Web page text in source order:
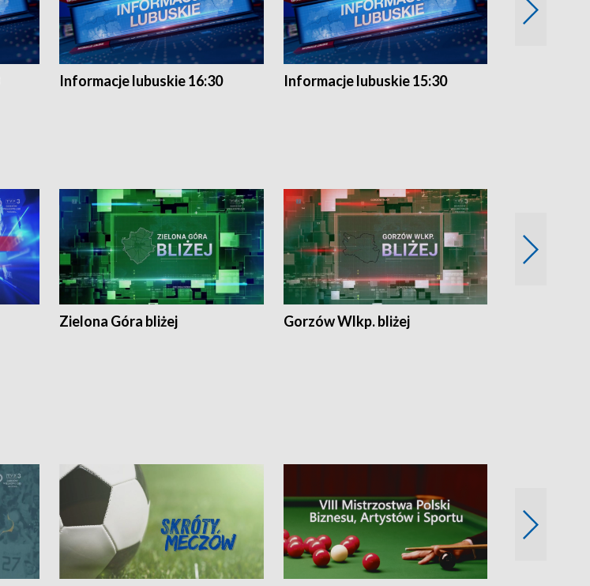
Informacje lubuskie 16:30 Informacje lubuskie 15:30
Zielona Góra bliżej Gorzów Wlkp. bliżej